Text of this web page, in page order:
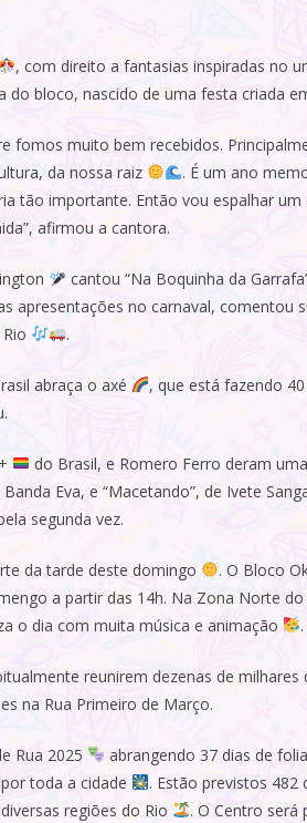
, com direito a fantasias inspiradas no
do bloco, nascido de uma festa criada
fomos muito bem recebidos.
da nossa raiz
. É um ano
tão importante. Então vou espalhar
afirmou a cantora.
cantou “Na Boquinha da
apresentações no carnaval, comentou
.
abraça o axé
, que está fazendo
do Brasil, e Romero Ferro deram
Banda Eva, e “Macetando”, de Ivete
segunda vez.
da tarde deste domingo . O Bloco
a partir das 14h. Na Zona Norte do
o dia com muita música e animação
.
reunirem dezenas de milhares
na Rua Primeiro de Março.
Rua 2025
abrangendo 37 dias de
toda a cidade
. Estão previstos 482
regiões do Rio
. O Centro será